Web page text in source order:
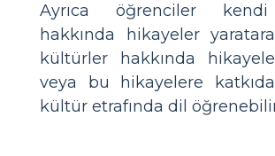
Ayrıca öğrenciler
hakkında hikayeler
kültürler hakkında
veya bu hikayelere
kültür etrafında dil